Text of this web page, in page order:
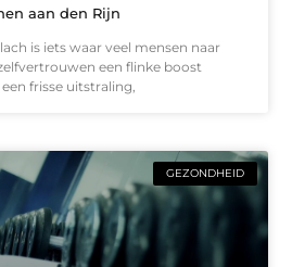
aan den Rijn
is iets waar veel mensen naar
een flinke boost
frisse uitstraling,
GEZONDHEID